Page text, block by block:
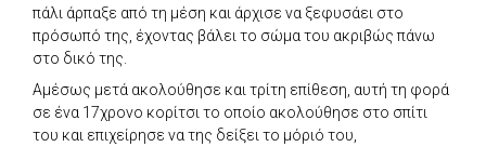
πάλι άρπαξε από τη μέση και άρχισε να ξεφυσάει στο
πρόσωπό της, έχοντας βάλει το σώμα του ακριβώς πάνω
στο δικό της.
Αμέσως μετά ακολούθησε και τρίτη επίθεση, αυτή τη φορά
σε ένα 17χρονο κορίτσι το οποίο ακολούθησε στο σπίτι
του και επιχείρησε να της δείξει το μόριό του,